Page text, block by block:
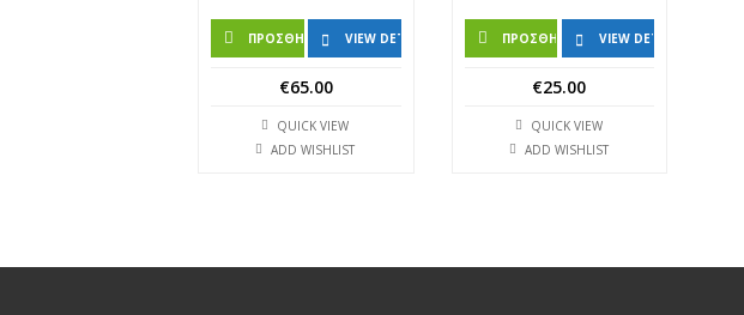
ΠΡΟΣΘΉΚΗ ΣΤΟ ΚΑΛΆΘΙ
VIEW DETAILS
€65.00
QUICK VIEW
ADD WISHLIST
ΠΡΟΣΘΉΚΗ ΣΤΟ ΚΑΛΆΘΙ
VIEW DETAILS
€25.00
QUICK VIEW
ADD WISHLIST